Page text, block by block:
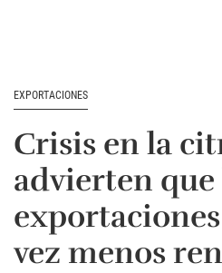
EXPORTACIONES
Crisis en la
advierten que
vez menos